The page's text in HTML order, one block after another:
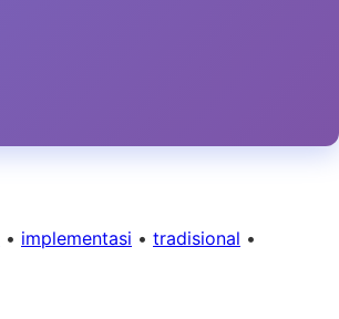
• implementasi • tradisional •